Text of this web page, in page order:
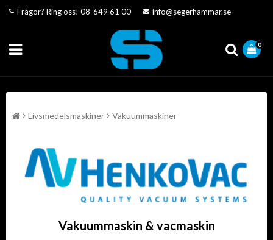
Frågor? Ring oss! 08-649 61 00 info@segerhammar.se
0
Livsmedelsmaskiner Vakuummaskiner
Vakuummaskin & vacmaskin